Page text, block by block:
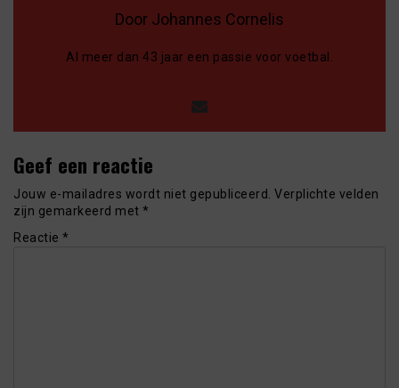
Door Johannes Cornelis
Al meer dan 43 jaar een passie voor voetbal.
Geef een reactie
Jouw e-mailadres wordt niet gepubliceerd. Verplichte velden
zijn gemarkeerd met *
Reactie *